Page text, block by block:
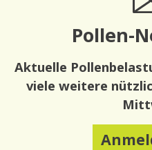
Pollen-
Aktuelle
viele weitere